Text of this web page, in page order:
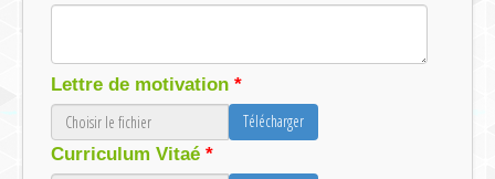
Lettre de motivation
Télécharger
Curriculum Vitaé